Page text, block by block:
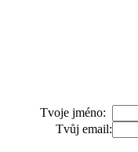
Tvoje jméno:
Tvůj email: